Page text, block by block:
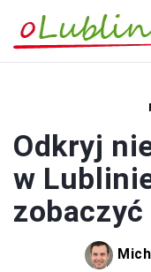
Odkryj
w
zobaczyć